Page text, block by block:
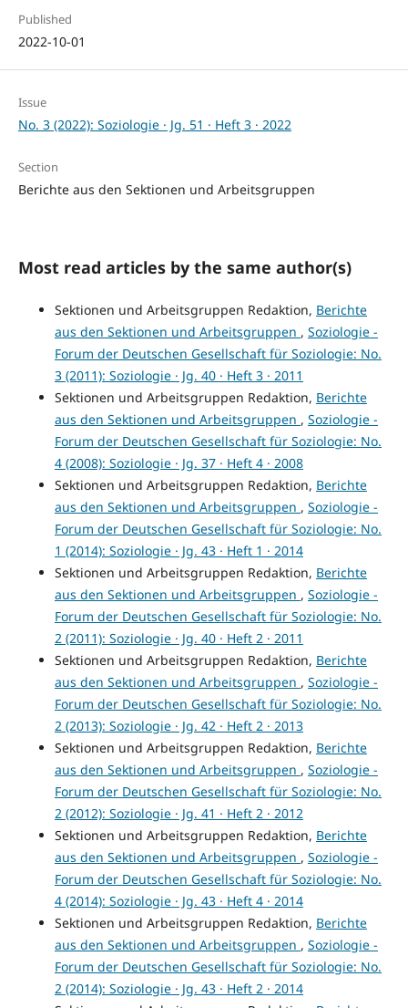
Published
2022-10-01
Issue
No. 3 (2022): Soziologie · Jg. 51 · Heft 3 · 2022
Section
Berichte aus den Sektionen und Arbeitsgruppen
Most read articles by the same author(s)
Sektionen und Arbeitsgruppen Redaktion, Berichte
aus den Sektionen und Arbeitsgruppen , Soziologie -
Forum der Deutschen Gesellschaft für Soziologie: No.
3 (2011): Soziologie · Jg. 40 · Heft 3 · 2011
Sektionen und Arbeitsgruppen Redaktion, Berichte
aus den Sektionen und Arbeitsgruppen , Soziologie -
Forum der Deutschen Gesellschaft für Soziologie: No.
4 (2008): Soziologie · Jg. 37 · Heft 4 · 2008
Sektionen und Arbeitsgruppen Redaktion, Berichte
aus den Sektionen und Arbeitsgruppen , Soziologie -
Forum der Deutschen Gesellschaft für Soziologie: No.
1 (2014): Soziologie · Jg. 43 · Heft 1 · 2014
Sektionen und Arbeitsgruppen Redaktion, Berichte
aus den Sektionen und Arbeitsgruppen , Soziologie -
Forum der Deutschen Gesellschaft für Soziologie: No.
2 (2011): Soziologie · Jg. 40 · Heft 2 · 2011
Sektionen und Arbeitsgruppen Redaktion, Berichte
aus den Sektionen und Arbeitsgruppen , Soziologie -
Forum der Deutschen Gesellschaft für Soziologie: No.
2 (2013): Soziologie · Jg. 42 · Heft 2 · 2013
Sektionen und Arbeitsgruppen Redaktion, Berichte
aus den Sektionen und Arbeitsgruppen , Soziologie -
Forum der Deutschen Gesellschaft für Soziologie: No.
2 (2012): Soziologie · Jg. 41 · Heft 2 · 2012
Sektionen und Arbeitsgruppen Redaktion, Berichte
aus den Sektionen und Arbeitsgruppen , Soziologie -
Forum der Deutschen Gesellschaft für Soziologie: No.
4 (2014): Soziologie · Jg. 43 · Heft 4 · 2014
Sektionen und Arbeitsgruppen Redaktion, Berichte
aus den Sektionen und Arbeitsgruppen , Soziologie -
Forum der Deutschen Gesellschaft für Soziologie: No.
2 (2014): Soziologie · Jg. 43 · Heft 2 · 2014